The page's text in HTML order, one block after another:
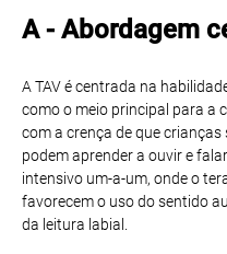
A - Abordagem
A TAV é centrada na
como o meio principal para a
com a crença de que
podem aprender a ouvir e
intensivo um-a-um, onde o
favorecem o uso do sentido
da leitura labial.